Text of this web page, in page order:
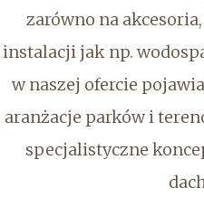
zarówno na
instalacji jak np.
w naszej ofercie
aranżacje parków i
specjalistyczne